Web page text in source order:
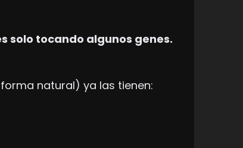
natural) ya las tienen: